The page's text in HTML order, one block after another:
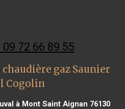
72 66 89 55
gaz Saunier
Cogolin
à Mont Saint Aignan 76130